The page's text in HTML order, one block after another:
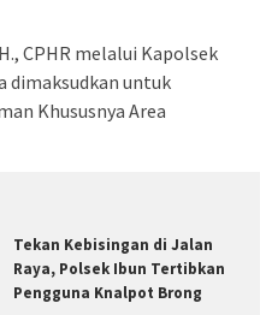
CPHR melalui Kapolsek
dimaksudkan untuk
Khususnya Area
Tekan Kebisingan di Jalan
Raya, Polsek Ibun Tertibkan
Pengguna Knalpot Brong